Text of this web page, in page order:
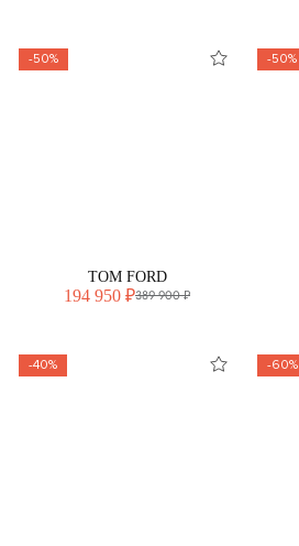
-50%
TOM FORD
194 950 ₽389 900 ₽
-50%
-40% -60%